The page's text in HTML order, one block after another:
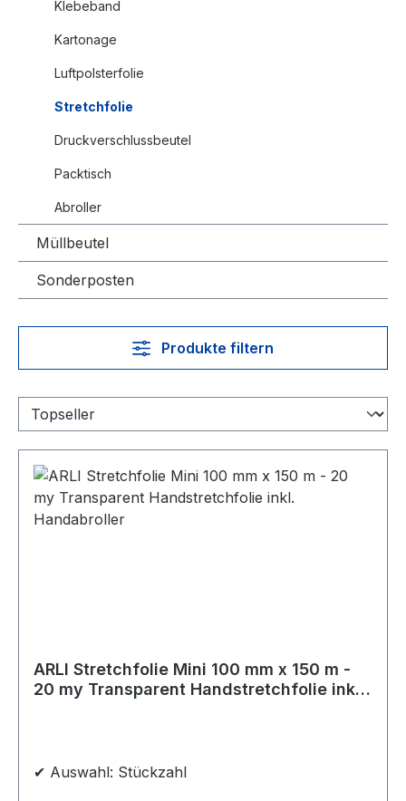
Klebeband
Kartonage
Luftpolsterfolie
Stretchfolie
Druckverschlussbeutel
Packtisch
Abroller
Müllbeutel
Sonderposten
Produkte filtern
ARLI Stretchfolie Mini 100 mm x 150 m -
20 my Transparent Handstretchfolie inkl.
✔ Auswahl: Stückzahl